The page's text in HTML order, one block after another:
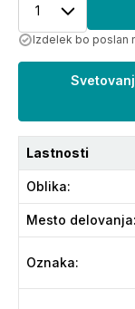
1
Izdelek bo poslan
Lastnosti
Oblika:
Mesto delovanja:
Oznaka: